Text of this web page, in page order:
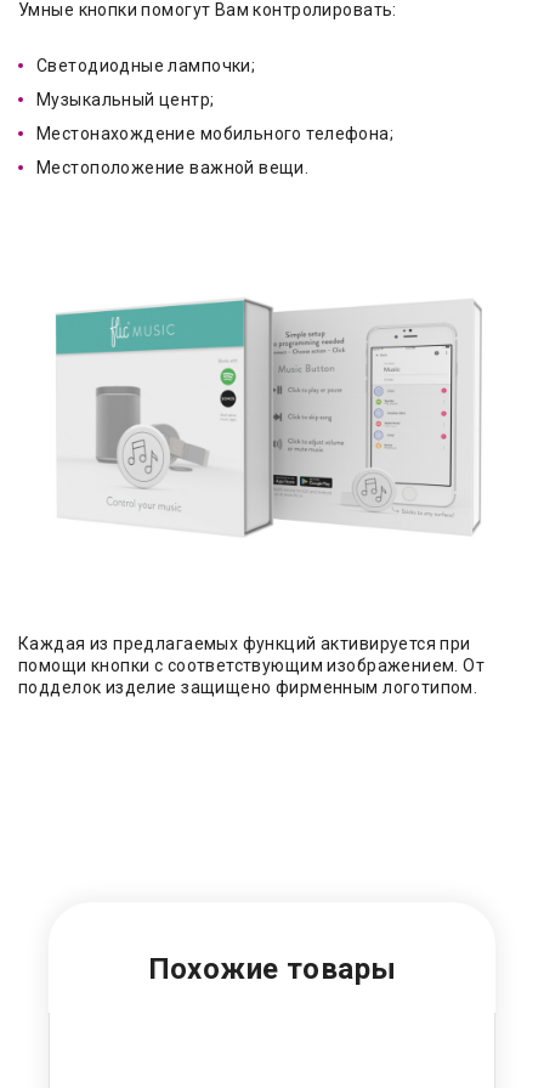
Умные кнопки помогут Вам контролировать:
Светодиодные лампочки;
Музыкальный центр;
Местонахождение мобильного телефона;
Местоположение важной вещи.
Каждая из предлагаемых функций активируется при
помощи кнопки с соответствующим изображением. От
подделок изделие защищено фирменным логотипом.
Похожие товары